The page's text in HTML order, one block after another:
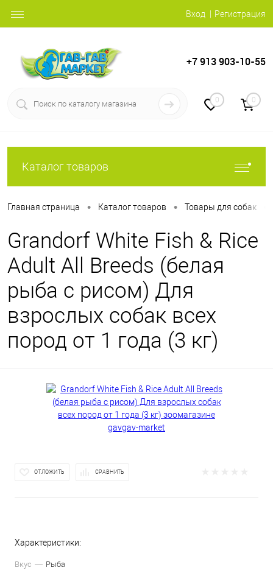
Вход Регистрация
+7 913 903-10-55
0 0
Каталог товаров
Главная страница • Каталог товаров • Товары для собак
Grandorf White Fish & Rice
Adult All Breeds (белая
рыба с рисом) Для
взрослых собак всех
пород от 1 года (3 кг)
ОТЛОЖИТЬ СРАВНИТЬ
Характеристики:
Вкус
Рыба